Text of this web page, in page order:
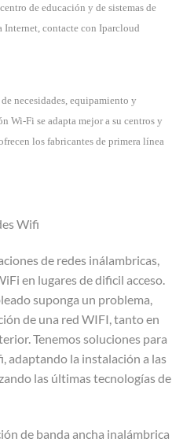
de educación y de sistemas de
Internet, contacte con Iparcloud
necesidades, equipamiento y
Wi-Fi se adapta mejor a su centros y
los fabricantes de primera línea
Wifi
de redes inálambricas,
en lugares de dificil acceso.
suponga un problema,
de una red WIFI, tanto en
Tenemos soluciones para
adaptando la instalación a las
las últimas tecnologías de
de banda ancha inalámbrica